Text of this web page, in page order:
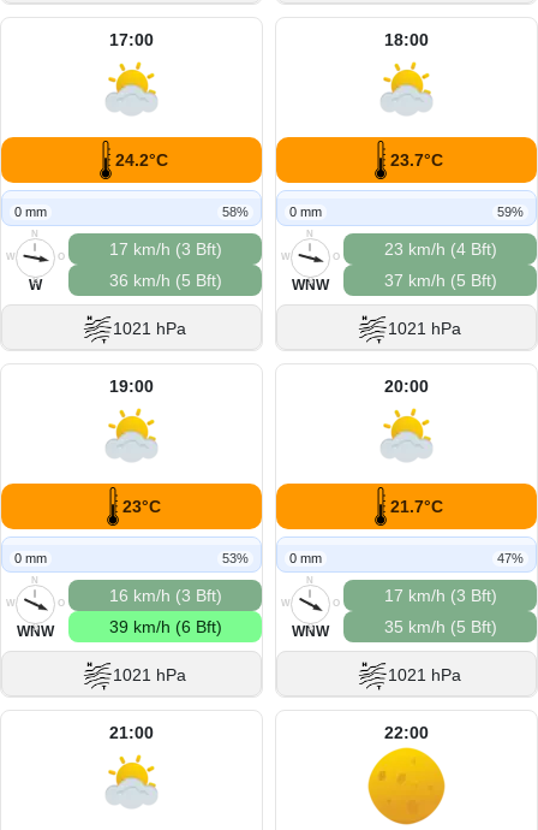
17:00
24.2°C
0 mm 58%
N
O
S
W
W
17 km/h (3 Bft)
36 km/h (5 Bft)
1021 hPa
18:00
23.7°C
0 mm 59%
N
O
S
W
WNW
23 km/h (4 Bft)
37 km/h (5 Bft)
1021 hPa
19:00
23°C
0 mm 53%
N
O
S
W
WNW
16 km/h (3 Bft)
39 km/h (6 Bft)
1021 hPa
20:00
21.7°C
0 mm 47%
N
O
S
W
WNW
17 km/h (3 Bft)
35 km/h (5 Bft)
1021 hPa
21:00 22:00